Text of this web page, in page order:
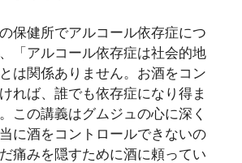
保健所でアルコール依存症につ
「アルコール依存症は社会的地
は関係ありません。お酒をコン
れば、誰でも依存症になり得ま
この講義はグムジュの心に深く
に酒をコントロールできないの
痛みを隠すために酒に頼ってい